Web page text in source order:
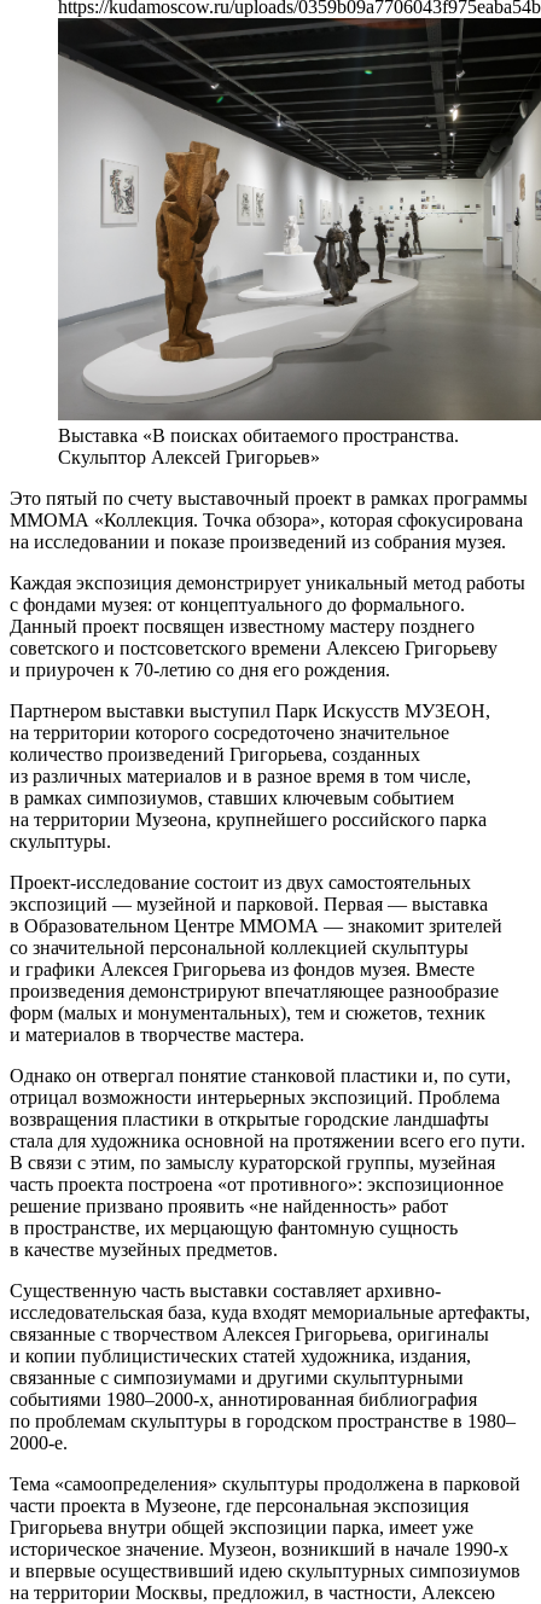
https://kudamoscow.ru/uploads/
Выставка «В поисках обитаемого пространства.
Скульптор Алексей Григорьев»
Это пятый по счету выставочный проект в рамках программы
ММОМА «Коллекция. Точка обзора», которая сфокусирована
на исследовании и показе произведений из собрания музея.
Каждая экспозиция демонстрирует уникальный метод работы
с фондами музея: от концептуального до формального.
Данный проект посвящен известному мастеру позднего
советского и постсоветского времени Алексею Григорьеву
и приурочен к 70-летию со дня его рождения.
Партнером выставки выступил Парк Искусств МУЗЕОН,
на территории которого сосредоточено значительное
количество произведений Григорьева, созданных
из различных материалов и в разное время в том числе,
в рамках симпозиумов, ставших ключевым событием
на территории Музеона, крупнейшего российского парка
скульптуры.
Проект-исследование состоит из двух самостоятельных
экспозиций — музейной и парковой. Первая — выставка
в Образовательном Центре ММОМА — знакомит зрителей
со значительной персональной коллекцией скульптуры
и графики Алексея Григорьева из фондов музея. Вместе
произведения демонстрируют впечатляющее разнообразие
форм (малых и монументальных), тем и сюжетов, техник
и материалов в творчестве мастера.
Однако он отвергал понятие станковой пластики и, по сути,
отрицал возможности интерьерных экспозиций. Проблема
возвращения пластики в открытые городские ландшафты
стала для художника основной на протяжении всего его пути.
В связи с этим, по замыслу кураторской группы, музейная
часть проекта построена «от противного»: экспозиционное
решение призвано проявить «не найденность» работ
в пространстве, их мерцающую фантомную сущность
в качестве музейных предметов.
Существенную часть выставки составляет архивно-
исследовательская база, куда входят мемориальные артефакты,
связанные с творчеством Алексея Григорьева, оригиналы
и копии публицистических статей художника, издания,
связанные с симпозиумами и другими скульптурными
событиями 1980–2000-х, аннотированная библиография
по проблемам скульптуры в городском пространстве в 1980–
2000-е.
Тема «самоопределения» скульптуры продолжена в парковой
части проекта в Музеоне, где персональная экспозиция
Григорьева внутри общей экспозиции парка, имеет уже
историческое значение. Музеон, возникший в начале 1990-х
и впервые осуществивший идею скульптурных симпозиумов
на территории Москвы, предложил, в частности, Алексею